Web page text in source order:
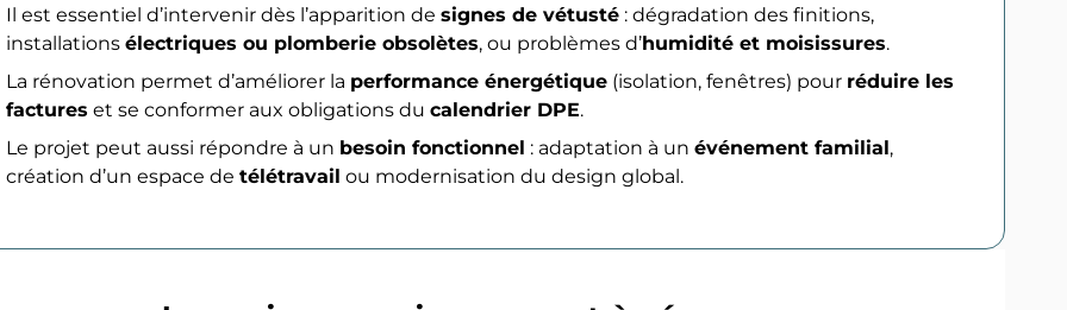
Il est essentiel d’intervenir dès l’apparition de signes de vétusté : dégradation des finitions,
installations électriques ou plomberie obsolètes, ou problèmes d’humidité et moisissures.
La rénovation permet d’améliorer la performance énergétique (isolation, fenêtres) pour réduire les
factures et se conformer aux obligations du calendrier DPE.
Le projet peut aussi répondre à un besoin fonctionnel : adaptation à un événement familial,
création d’un espace de télétravail ou modernisation du design global.